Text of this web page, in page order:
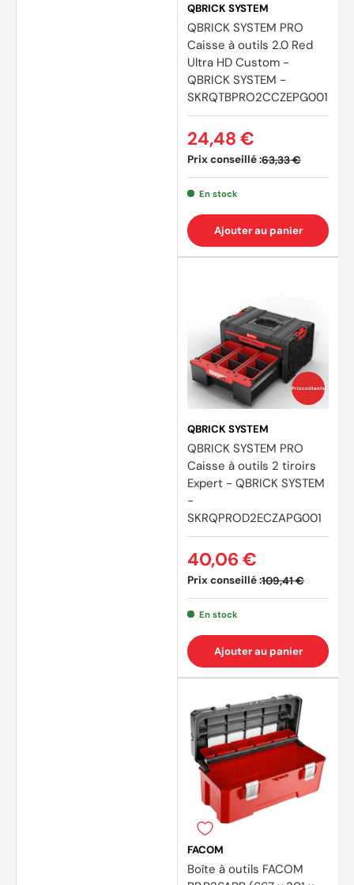
QBRICK SYSTEM
QBRICK SYSTEM PRO
Caisse à outils 2.0 Red
Ultra HD Custom -
QBRICK SYSTEM -
SKRQTBPRO2CCZEPG001
Prix conseillé :63,33 €
24,48 €
En stock
Ajouter au panier
Prix coûtants
QBRICK SYSTEM
QBRICK SYSTEM PRO
Caisse à outils 2 tiroirs
Expert - QBRICK SYSTEM
-
SKRQPROD2ECZAPG001
Prix conseillé :109,41 €
40,06 €
En stock
Ajouter au panier
FACOM
Boîte à outils FACOM